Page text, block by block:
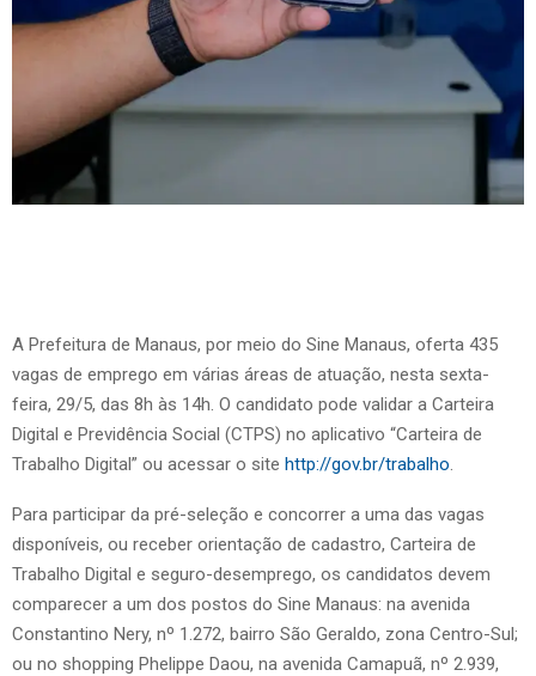
A Prefeitura de Manaus, por meio do Sine Manaus, oferta 435
vagas de emprego em várias áreas de atuação, nesta sexta-
feira, 29/5, das 8h às 14h. O candidato pode validar a Carteira
Digital e Previdência Social (CTPS) no aplicativo “Carteira de
Trabalho Digital” ou acessar o site http://gov.br/trabalho.
Para participar da pré-seleção e concorrer a uma das vagas
disponíveis, ou receber orientação de cadastro, Carteira de
Trabalho Digital e seguro-desemprego, os candidatos devem
comparecer a um dos postos do Sine Manaus: na avenida
Constantino Nery, nº 1.272, bairro São Geraldo, zona Centro-Sul;
ou no shopping Phelippe Daou, na avenida Camapuã, nº 2.939,